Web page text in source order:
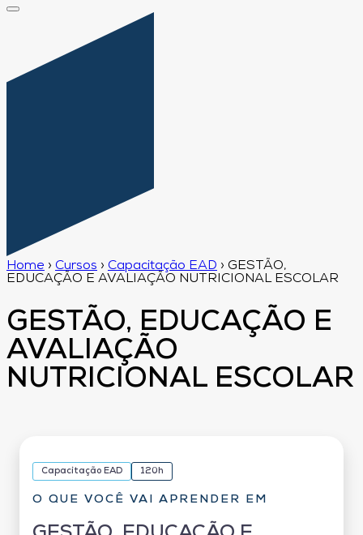
Home › Cursos › Capacitação EAD › GESTÃO,
EDUCAÇÃO E AVALIAÇÃO NUTRICIONAL ESCOLAR
GESTÃO, EDUCAÇÃO E
AVALIAÇÃO
NUTRICIONAL ESCOLAR
Capacitação EAD 120h
O QUE VOCÊ VAI APRENDER EM